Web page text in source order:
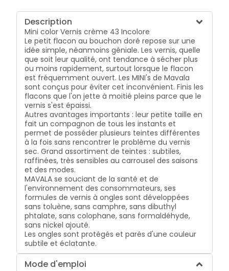
Description
Mini color Vernis crème 43 Incolore
Le petit flacon au bouchon doré repose sur une
idée simple, néanmoins géniale. Les vernis, quelle
que soit leur qualité, ont tendance à sécher plus
ou moins rapidement, surtout lorsque le flacon
est fréquemment ouvert. Les MINI's de Mavala
sont conçus pour éviter cet inconvénient. Finis les
flacons que l'on jette à moitié pleins parce que le
vernis s'est épaissi.
Autres avantages importants : leur petite taille en
fait un compagnon de tous les instants et
permet de posséder plusieurs teintes différentes
à la fois sans rencontrer le problème du vernis
sec. Grand assortiment de teintes : subtiles,
raffinées, très sensibles au carrousel des saisons
et des modes.
MAVALA se souciant de la santé et de
l'environnement des consommateurs, ses
formules de vernis à ongles sont développées
sans toluène, sans camphre, sans dibuthyl
phtalate, sans colophane, sans formaldéhyde,
sans nickel ajouté.
Les ongles sont protégés et parés d'une couleur
subtile et éclatante.
Mode d'emploi